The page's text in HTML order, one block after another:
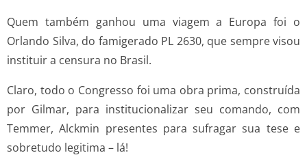
Quem também ganhou uma viagem a Europa foi o
Orlando Silva, do famigerado PL 2630, que sempre visou
instituir a censura no Brasil.
Claro, todo o Congresso foi uma obra prima, construída
por Gilmar, para institucionalizar seu comando, com
Temmer, Alckmin presentes para sufragar sua tese e
sobretudo legitima – lá!